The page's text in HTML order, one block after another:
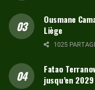
Ousmane
Liège
1025
Fatao
jusqu’en 2029